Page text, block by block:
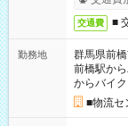
交通費 ■
勤務地
群馬県前
前橋駅か
からバイ
■物流